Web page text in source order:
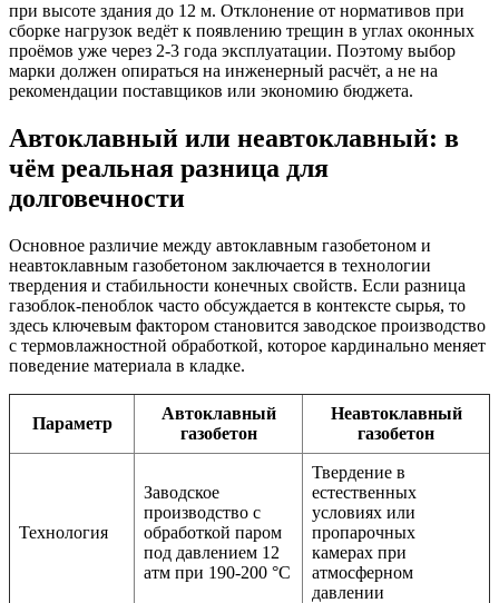
при высоте здания до 12 м. Отклонение от нормативов при
сборке нагрузок ведёт к появлению трещин в углах оконных
проёмов уже через 2-3 года эксплуатации. Поэтому выбор
марки должен опираться на инженерный расчёт, а не на
рекомендации поставщиков или экономию бюджета.
Автоклавный или неавтоклавный: в
чём реальная разница для
долговечности
Основное различие между автоклавным газобетоном и
неавтоклавным газобетоном заключается в технологии
твердения и стабильности конечных свойств. Если разница
газоблок-пеноблок часто обсуждается в контексте сырья, то
здесь ключевым фактором становится заводское производство
с термовлажностной обработкой, которое кардинально меняет
поведение материала в кладке.
Параметр
Автоклавный
газобетон
Неавтоклавный
газобетон
Технология
Заводское
производство с
обработкой паром
под давлением 12
атм при 190-200 °C
Твердение в
естественных
условиях или
пропарочных
камерах при
атмосферном
давлении